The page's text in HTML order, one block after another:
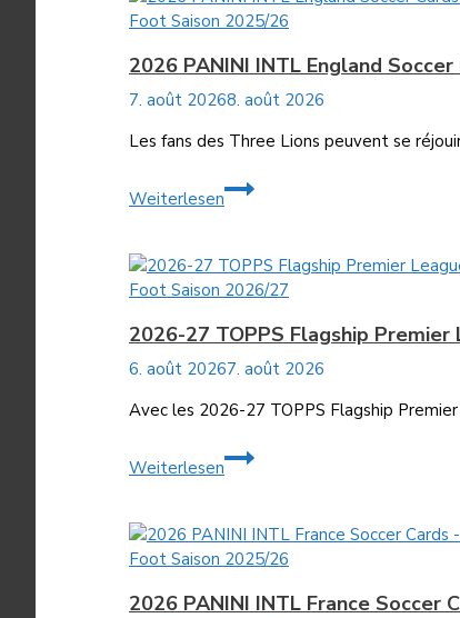
Foot Saison 2025/26
2026 PANINI INTL England Soccer
7. août 20268. août 2026
Les fans des Three Lions peuvent se
Weiterlesen
2026
PANINI
England
Soccer
Foot Saison 2026/27
2026-27 TOPPS Flagship Premier
6. août 20267. août 2026
Avec les 2026-27 TOPPS Flagship
Weiterlesen
2026-
27
Flagship
Premier
Soccer
Foot Saison 2025/26
2026 PANINI INTL France Soccer